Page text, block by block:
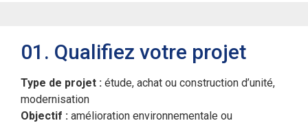
01. Qualifiez votre projet
Type de projet : étude, achat ou construction d’unité,
modernisation
Objectif : amélioration environnementale ou